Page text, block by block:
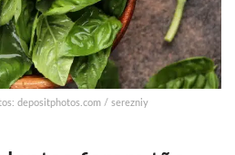
depositphotos.com / serezniy